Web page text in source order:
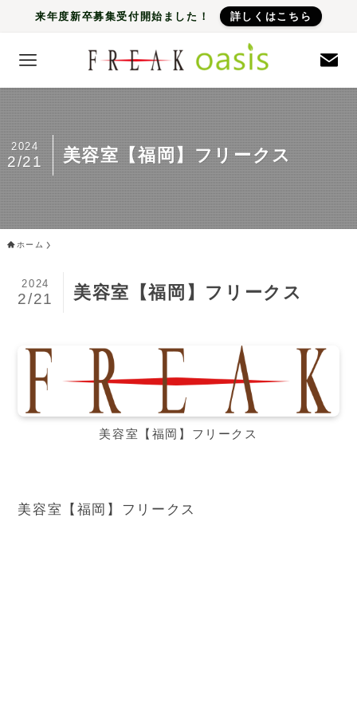
来年度新卒募集受付開始ました！ 詳しくはこちら
美容室【福岡】フリークス
2024
2/21
ホーム
美容室【福岡】フリークス
2024
2/21
美容室【福岡】フリークス
美容室【福岡】フリークス